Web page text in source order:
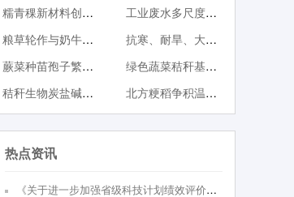
糯青稞新材料创制及其产品开发
工业废水多尺度调控生物强化处理与稳定达标技术
粮草轮作与奶牛一体化产业技术体系
抗寒、耐旱、大果型蓝靛果品种与种苗繁殖技术
蕨菜种苗孢子繁殖与人工栽培技术
绿色蔬菜秸秆基质栽培
秸秆生物炭盐碱地改良与中低产田改造技术
北方粳稻争积温育秧方法
热点资讯
《关于进⼀步加强省级科技计划绩效评价的实施意见（试⾏）》政策解读